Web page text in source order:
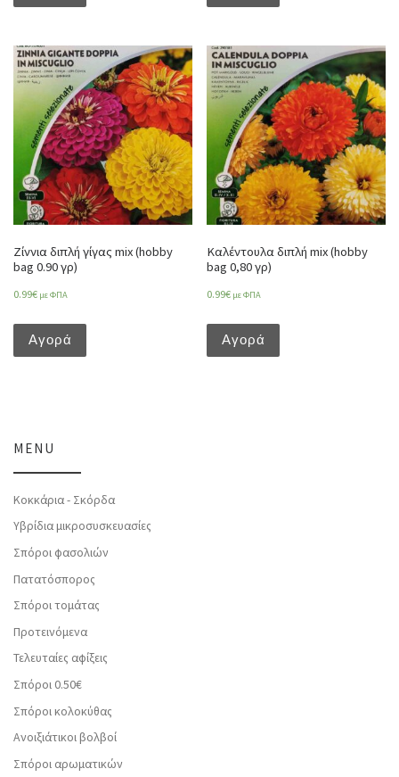
Ζίννια διπλή γίγας mix (hobby
bag 0.90 γρ)
0.99€ με ΦΠΑ
Αγορά
Καλέντουλα διπλή mix (hobby
bag 0,80 γρ)
0.99€ με ΦΠΑ
Αγορά
MENU
Κοκκάρια - Σκόρδα
Υβρίδια μικροσυσκευασίες
Σπόροι φασολιών
Πατατόσπορος
Σπόροι τομάτας
Προτεινόμενα
Τελευταίες αφίξεις
Σπόροι 0.50€
Σπόροι κολοκύθας
Ανοιξιάτικοι βολβοί
Σπόροι αρωματικών